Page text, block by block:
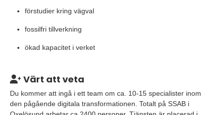
förstudier kring vägval
fossilfri tillverkning
ökad kapacitet i verket
Värt att veta
Du kommer att ingå i ett team om ca. 10-15 specialister inom
den pågående digitala transformationen. Totalt på SSAB i